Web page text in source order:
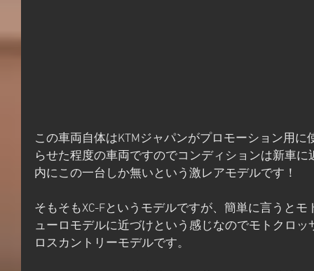
この車両自体はKTMジャパンがプロモーション用
らせた程度の車両ですのでコンディションは新車
内にこの一台しか無いという激レアモデルです！
そもそもXC-Fというモデルですが、簡単に言うと
ューロモデルに近づけという感じなのでモトクロ
ロスカントリーモデルです。